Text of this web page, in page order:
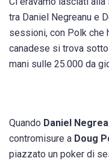
tra Daniel Negreanu e
sessioni, con Polk che
canadese si trova
mani sulle 25.000 da
Quando Daniel
contromisure a Doug
piazzato un poker di